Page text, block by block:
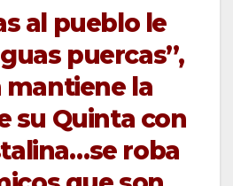
al pueblo le
puercas”,
mantiene la
su Quinta con
roba